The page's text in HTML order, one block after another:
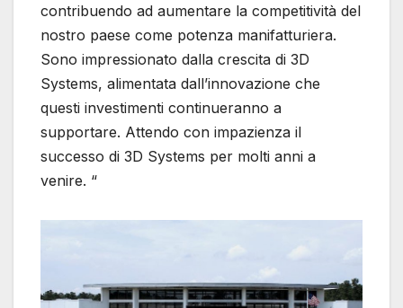
contribuendo ad aumentare la competitività del
nostro paese come potenza manifatturiera.
Sono impressionato dalla crescita di 3D
Systems, alimentata dall’innovazione che
questi investimenti continueranno a
supportare. Attendo con impazienza il
successo di 3D Systems per molti anni a
venire. “